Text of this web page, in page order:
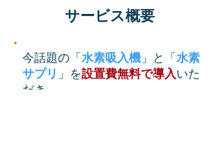
​サービス概要
今話題の「 水素吸入機 」と「 水素
サプリ 」を設置費無料で導入いた
だき、